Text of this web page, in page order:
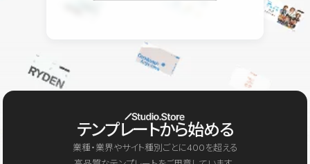
テンプレートから始める
業種・業界やサイト種別ごとに400を超える